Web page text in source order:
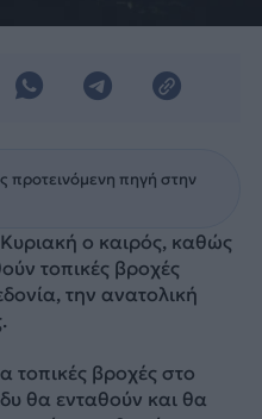
πηγή στην
ο καιρός, καθώς
τοπικές βροχές
την ανατολική
τοπικές βροχές στο
θα ενταθούν και θα